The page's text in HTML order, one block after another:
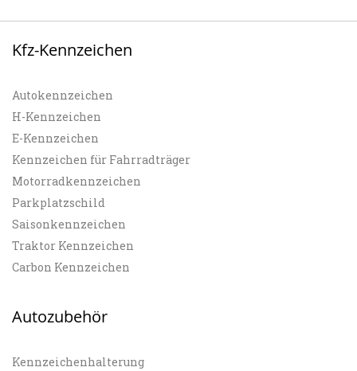
Kfz-Kennzeichen
Autokennzeichen
H-Kennzeichen
E-Kennzeichen
Kennzeichen für Fahrradträger
Motorradkennzeichen
Parkplatzschild
Saisonkennzeichen
Traktor Kennzeichen
Carbon Kennzeichen
Autozubehör
Kennzeichenhalterung